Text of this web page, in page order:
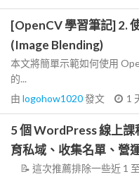
[OpenCV 學習筆記] 2.
(Image Blending)
本文將簡單示範如何使用
的...
由 logohow1020發文 1
5 個 WordPress 線上課
育私域、收集名單、營
📝 這次推薦排除一些近 1